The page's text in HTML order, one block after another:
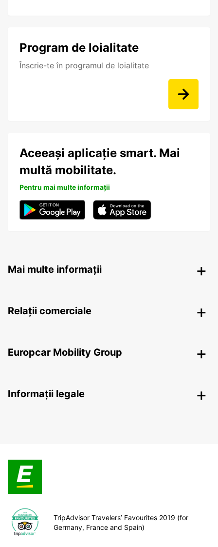
Program de loialitate
Înscrie-te în programul de loialitate
Aceeași aplicație smart. Mai
multă mobilitate.
Pentru mai multe informații
Mai multe informații
Relații comerciale
Europcar Mobility Group
Informații legale
TripAdvisor Travelers’ Favourites 2019 (for
Germany, France and Spain)